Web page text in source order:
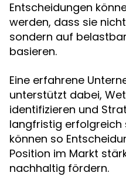
Entscheidungen
werden, dass sie
sondern auf
basieren.
Eine erfahrene
unterstützt dabei,
identifizieren und
langfristig erfolgreich
können so
Position im Markt
nachhaltig fördern.